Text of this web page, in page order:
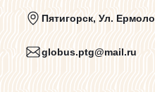
Политика
Пользовательское
Пятигорск, Ул.
globus.ptg@mail.ru